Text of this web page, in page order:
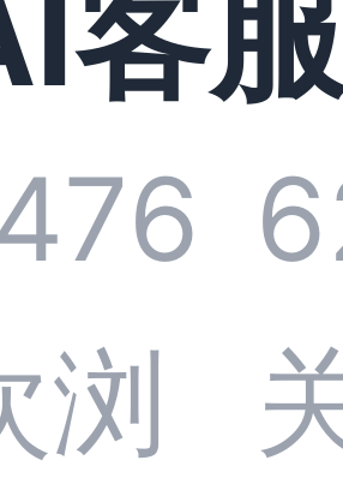
长
化
全
据
浏